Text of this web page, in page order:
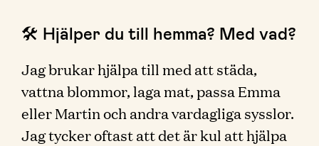
🛠 Hjälper du till hemma? Med vad?
Jag brukar hjälpa till med att städa,
vattna blommor, laga mat, passa Emma
eller Martin och andra vardagliga sysslor.
Jag tycker oftast att det är kul att hjälpa